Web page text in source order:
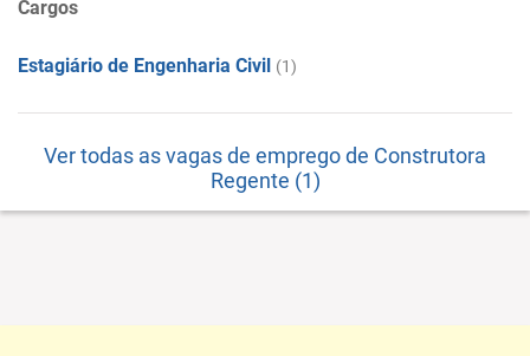
Cargos
Estagiário de Engenharia Civil (1)
Ver todas as vagas de emprego de Construtora
Regente (1)